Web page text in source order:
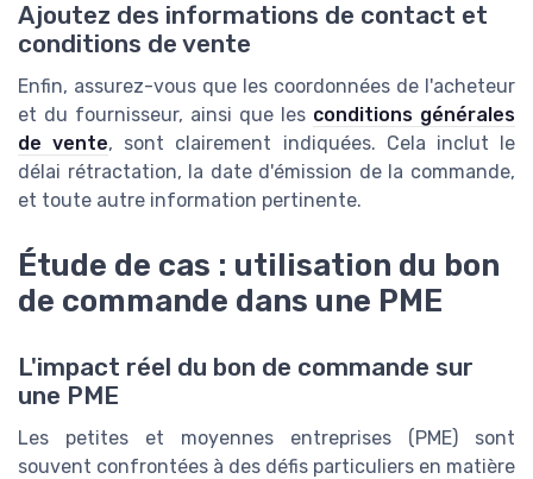
Ajoutez des informations de contact et
conditions de vente
Enfin, assurez-vous que les coordonnées de l'acheteur
et du fournisseur, ainsi que les conditions générales
de vente, sont clairement indiquées. Cela inclut le
délai rétractation, la date d'émission de la commande,
et toute autre information pertinente.
Étude de cas : utilisation du bon
de commande dans une PME
L'impact réel du bon de commande sur
une PME
Les petites et moyennes entreprises (PME) sont
souvent confrontées à des défis particuliers en matière